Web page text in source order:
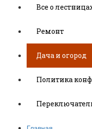
Все о
Ремонт
Дача и огород
Политика